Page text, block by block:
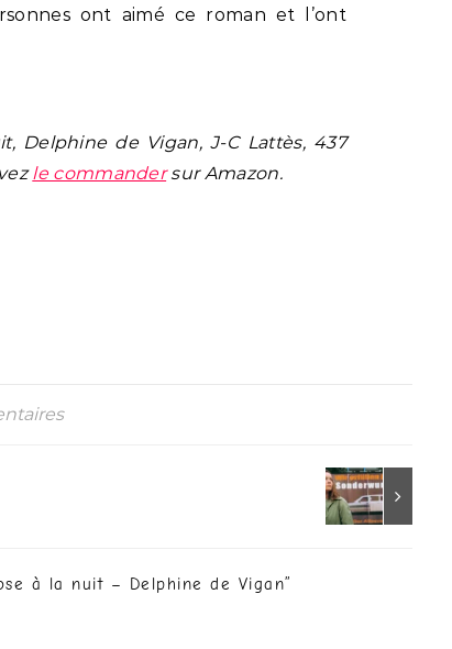
ont aimé ce roman et l’ont
Delphine de Vigan, J-C Lattès, 437
le commandersur Amazon.
à la nuit – Delphine de Vigan”